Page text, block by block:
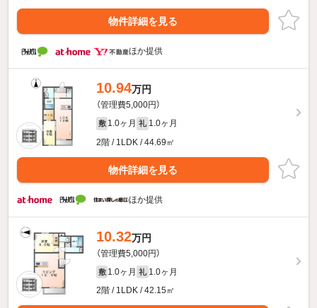
物件詳細を見る
ほか提供
10.94万円
（管理費5,000円）
敷 1.0ヶ月 礼 1.0ヶ月
2階 / 1LDK / 44.69㎡
物件詳細を見る
ほか提供
10.32万円
（管理費5,000円）
敷 1.0ヶ月 礼 1.0ヶ月
2階 / 1LDK / 42.15㎡